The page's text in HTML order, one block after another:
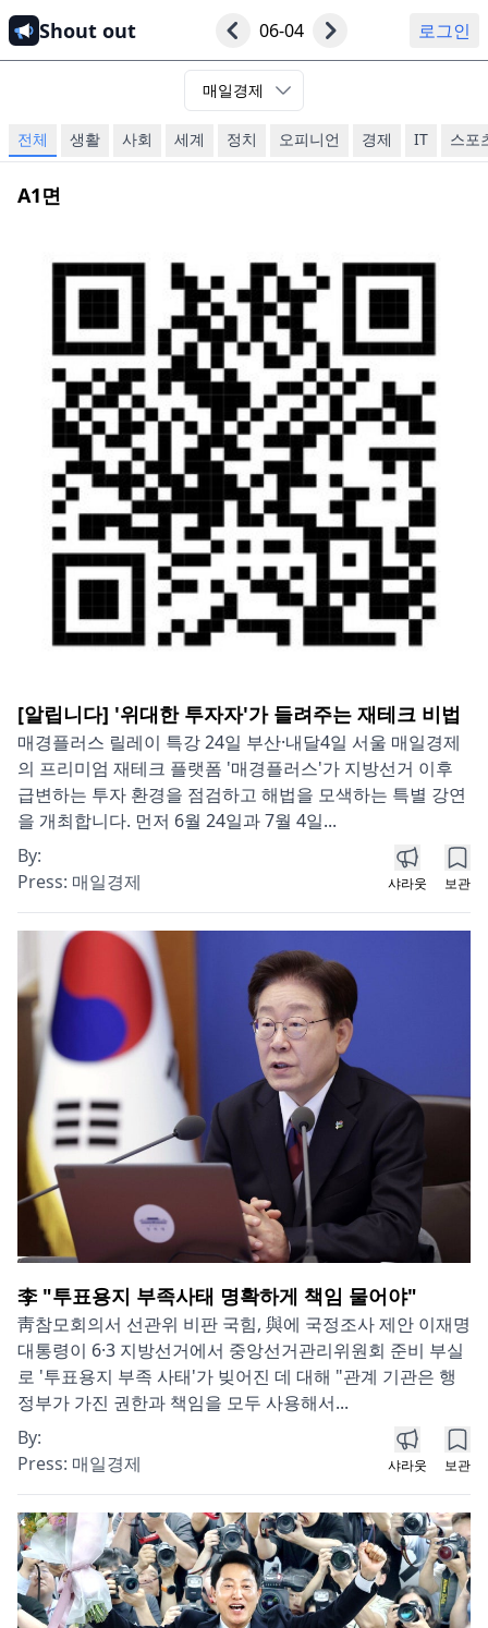
Shout out 06-04 로그인
매일경제
전체 생활 사회 세계 정치 오피니언 경제 IT 스포
A1면
[알립니다] '위대한 투자자'가 들려주는 재테크 비법
매경플러스 릴레이 특강 24일 부산·내달4일 서울 매일경제
의 프리미엄 재테크 플랫폼 '매경플러스'가 지방선거 이후
급변하는 투자 환경을 점검하고 해법을 모색하는 특별 강연
을 개최합니다. 먼저 6월 24일과 7월 4일...
By:
Press: 매일경제 샤라웃 보관
李 "투표용지 부족사태 명확하게 책임 물어야"
靑참모회의서 선관위 비판 국힘, 與에 국정조사 제안 이재명
대통령이 6·3 지방선거에서 중앙선거관리위원회 준비 부실
로 '투표용지 부족 사태'가 빚어진 데 대해 "관계 기관은 행
정부가 가진 권한과 책임을 모두 사용해서...
By:
Press: 매일경제 샤라웃 보관